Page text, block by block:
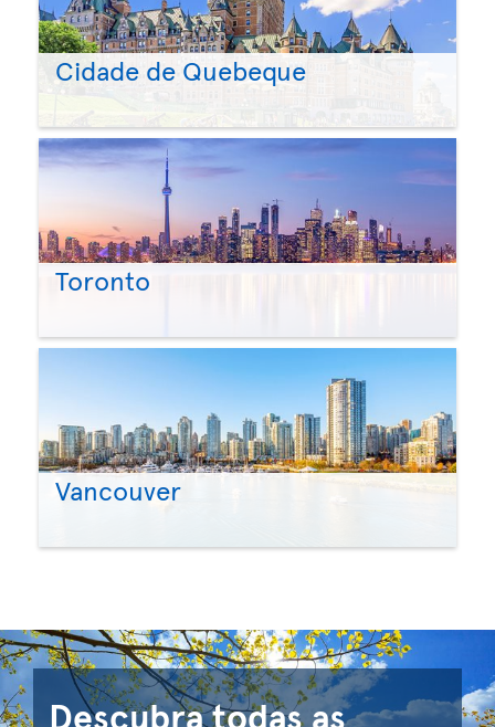
Cidade de Quebeque
Toronto
Vancouver
Descubra todas as